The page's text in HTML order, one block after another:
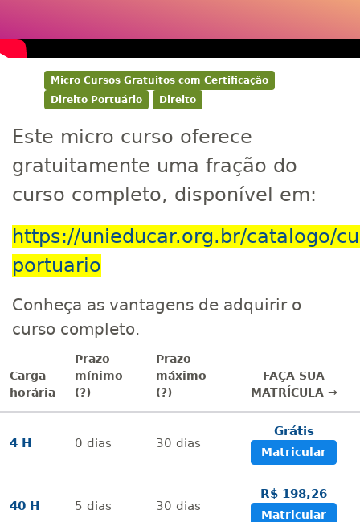
Micro Cursos Gratuitos com Certificação
Direito Portuário
Direito
Este micro curso oferece
gratuitamente uma fração do
curso completo, disponível em:
https://unieducar.org.br/catalogo/
portuario
Conheça as vantagens de adquirir o
curso completo.
Carga
horária
Prazo
mínimo
(?)
Prazo
máximo
(?)
FAÇA SUA
MATRÍCULA →
4 H 0 dias 30 dias
Grátis
Matricular
40 H 5 dias 30 dias
R$ 198,26
Matricular